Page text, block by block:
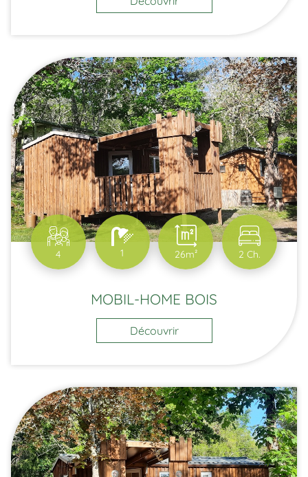
4 1 26m² 2 Ch.
MOBIL-HOME BOIS
Découvrir